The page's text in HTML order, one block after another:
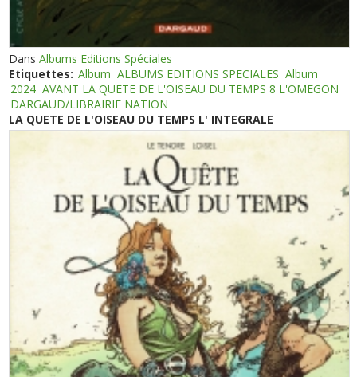
DansAlbums Editions Spéciales
Etiquettes: Album ALBUMS EDITIONS SPECIALES Album
2024 AVANT LA QUETE DE L'OISEAU DU TEMPS 8 L'OMEGON
DARGAUD/LIBRAIRIE NATION
LA QUETE DE L'OISEAU DU TEMPS L' INTEGRALE